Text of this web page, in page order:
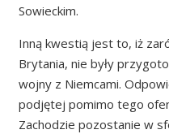
Sowieckim.
Inną kwestią jest to, iż
Brytania, nie były
wojny z Niemcami.
podjętej pomimo tego
Zachodzie pozostanie w